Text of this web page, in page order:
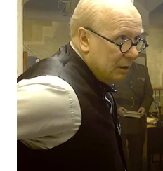
WN
INDRAMAYU
WN
KUNINGAN
WN
MAJALENGKA